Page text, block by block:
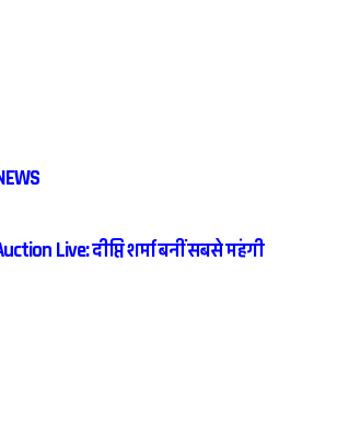
Live: दीप्ति शर्मा बनीं सबसे महंगी